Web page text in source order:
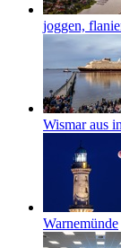
joggen,
Wismar aus
Warnemünde